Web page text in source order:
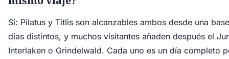
Sí: Pilatus y Titlis son alcanzables ambos desde una
días distintos, y muchos visitantes añaden después el
Interlaken o Grindelwald. Cada uno es un día completo